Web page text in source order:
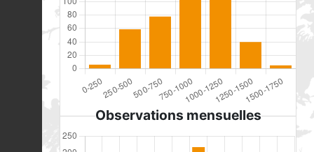
Observations mensuelles